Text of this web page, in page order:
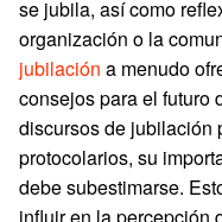
se jubila, así como
organización o la
jubilación a menudo
consejos para el futuro
discursos de jubilación
protocolarios, su
debe subestimarse.